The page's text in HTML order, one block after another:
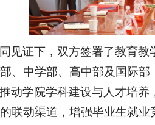
见证下，双方签署了教育
、中学部、高中部及国际部
动学院学科建设与人才培
联动渠道，增强毕业生就